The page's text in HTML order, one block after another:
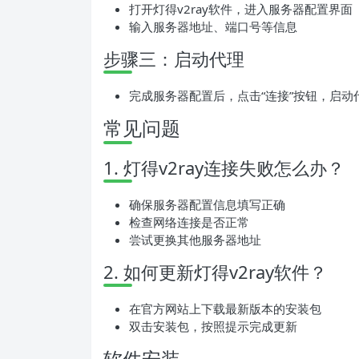
打开灯得v2ray软件，进入服务器配置界面
输入服务器地址、端口号等信息
步骤三：启动代理
完成服务器配置后，点击“连接”按钮，启动
常见问题
1. 灯得v2ray连接失败怎么办？
确保服务器配置信息填写正确
检查网络连接是否正常
尝试更换其他服务器地址
2. 如何更新灯得v2ray软件？
在官方网站上下载最新版本的安装包
双击安装包，按照提示完成更新